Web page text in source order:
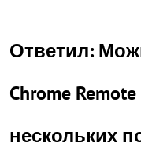
Ответил:
Chrome
нескольких